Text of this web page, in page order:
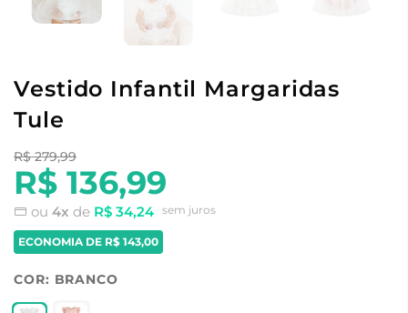
Vestido Infantil Margaridas
Tule
R$ 279,99
R$ 136,99
ou 4x de R$ 34,24 sem juros
ECONOMIA DE R$ 143,00
COR: BRANCO